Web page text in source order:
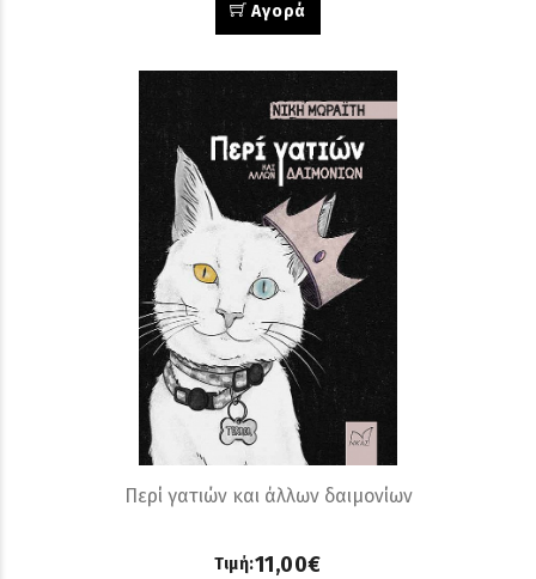
Αγορά
Περί γατιών και άλλων δαιμονίων
Τιμή:11,00€